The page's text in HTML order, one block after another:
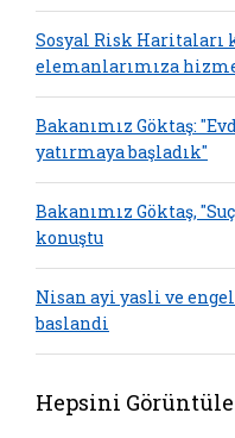
Sosyal Risk Haritaları
elemanlarımıza
Bakanımız Göktaş:
yatırmaya başladık"
Bakanımız Göktaş,
konuştu
Nisan ayi yasli ve
baslandi
Hepsini Görüntüle